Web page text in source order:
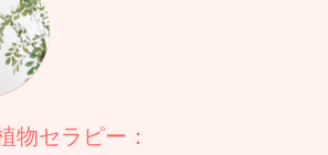
物セラピー：